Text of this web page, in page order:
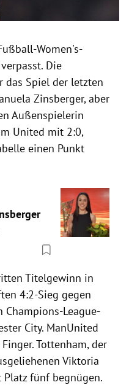
Women's-
Die
das Spiel der letzten
Zinsberger, aber
Außenspielerin
United mit 2:0,
einen Punkt
Titelgewinn in
4:2-Sieg gegen
Champions-League-
City. ManUnited
Tottenham, der
Viktoria
Platz fünf begnügen.